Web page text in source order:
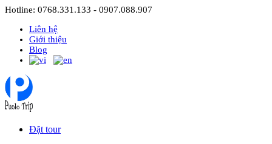
Hotline: 0768.331.133 - 0907.088.907
Liên hệ
Giới thiệu
Blog
Đặt tour